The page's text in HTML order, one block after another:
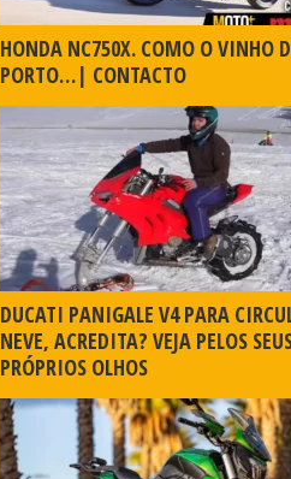
HONDA NC750X. COMO O VINHO
PORTO…| CONTACTO
DUCATI PANIGALE V4 PARA
NEVE, ACREDITA? VEJA PELOS
PRÓPRIOS OLHOS